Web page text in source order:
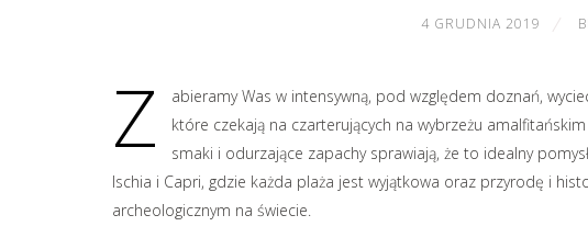
4 GRUDNIA 2019
Z
abieramy Was w intensywną, pod względem doznań,
które czekają na czarterujących na wybrzeżu
smaki i odurzające zapachy sprawiają, że to idealny
Ischia i Capri, gdzie każda plaża jest wyjątkowa oraz przyrodę i
archeologicznym na świecie.